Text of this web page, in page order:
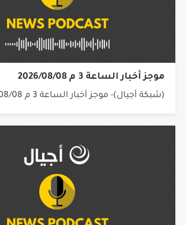
موجز أخبار الساعة 3 م 2026/08/08
(شبكة أجيال)- موجز أخبار الساعة 3 م 2026/08/08